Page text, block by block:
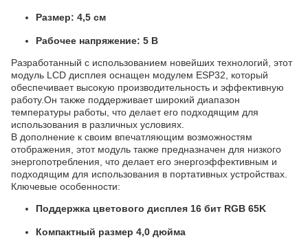
Размер: 4,5 см
Рабочее напряжение: 5 В
Разработанный с использованием новейших технологий, этот
модуль LCD дисплея оснащен модулем ESP32, который
обеспечивает высокую производительность и эффективную
работу.Он также поддерживает широкий диапазон
температуры работы, что делает его подходящим для
использования в различных условиях.
В дополнение к своим впечатляющим возможностям
отображения, этот модуль также предназначен для низкого
энергопотребления, что делает его энергоэффективным и
подходящим для использования в портативных устройствах.
Ключевые особенности:
Поддержка цветового дисплея 16 бит RGB 65K
Компактный размер 4,0 дюйма